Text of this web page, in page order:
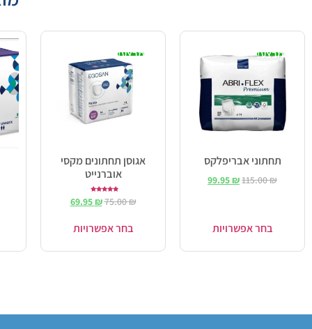
מבצע!
תחתוני אבריפלקס
115.00₪
99.95₪
בחר אפשרויות
מבצע!
אגוסן תחתונים מקסי
אוברנייט
5.00
מתוך 5
75.00₪
69.95₪
בחר אפשרויות